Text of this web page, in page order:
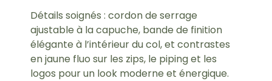
Détails soignés : cordon de serrage
ajustable à la capuche, bande de finition
élégante à l’intérieur du col, et contrastes
en jaune fluo sur les zips, le piping et les
logos pour un look moderne et énergique.